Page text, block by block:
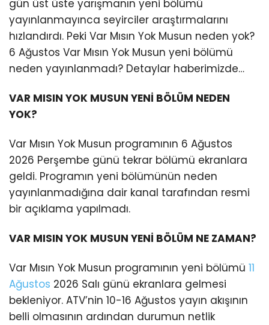
gün üst üste yarışmanın yeni bölümü
yayınlanmayınca seyirciler araştırmalarını
hızlandırdı. Peki Var Mısın Yok Musun neden yok?
6 Ağustos Var Mısın Yok Musun yeni bölümü
neden yayınlanmadı? Detaylar haberimizde…
VAR MISIN YOK MUSUN YENİ BÖLÜM NEDEN
YOK?
Var Mısın Yok Musun programının 6 Ağustos
2026 Perşembe günü tekrar bölümü ekranlara
geldi. Programın yeni bölümünün neden
yayınlanmadığına dair kanal tarafından resmi
bir açıklama yapılmadı.
VAR MISIN YOK MUSUN YENİ BÖLÜM NE ZAMAN?
Var Mısın Yok Musun programının yeni bölümü 11
Ağustos 2026 Salı günü ekranlara gelmesi
bekleniyor. ATV’nin 10-16 Ağustos yayın akışının
belli olmasının ardından durumun netlik